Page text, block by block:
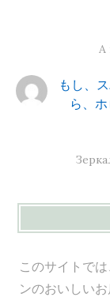
A
もし、
ら、
このサイトで
ンのおいしい